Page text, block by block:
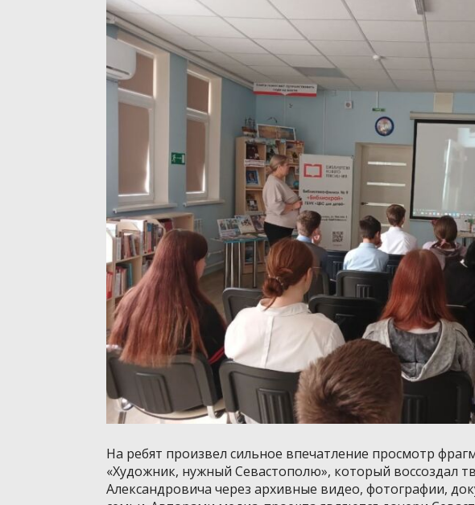
На ребят произвел сильное впечатление просмотр
«Художник, нужный Севастополю», который воссоздал
Александровича через архивные видео, фотографии,